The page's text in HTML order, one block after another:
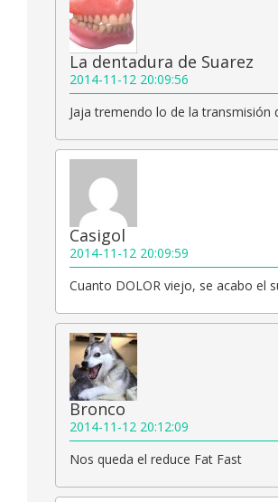
La dentadura de Suarez
2014-11-12 20:09:56
Jaja tremendo lo de la transmisión
Casigol
2014-11-12 20:09:59
Cuanto DOLOR viejo, se acabo el
Bronco
2014-11-12 20:12:09
Nos queda el reduce Fat Fast